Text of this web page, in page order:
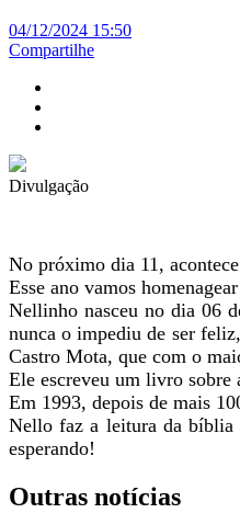
04/12/2024 15:50
Compartilhe
Divulgação
No próximo dia 11,
Esse ano vamos
Nellinho nasceu no dia 06
nunca o impediu de ser
Castro Mota, que com o
Ele escreveu um livro sobre
Em 1993, depois de mais
Nello faz a leitura da bíblia
esperando!
Outras notícias